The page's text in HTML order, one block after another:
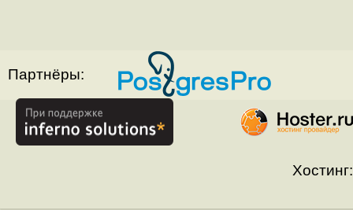
Партнёры:
Хостинг: